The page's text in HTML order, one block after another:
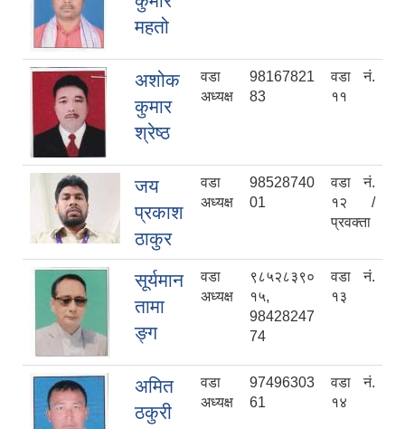
महतो
अशोक
कुमार
श्रेष्ठ
वडा
अध्यक्ष
98167821
83
वडा नं.
११
जय
प्रकाश
ठाकुर
वडा
अध्यक्ष
98528740
01
वडा नं.
१२ /
प्रवक्ता
सूर्यमान
तामा
ङ्ग
वडा
अध्यक्ष
९८५२८३९०
१५,
98428247
74
वडा नं.
१३
अमित
ठकुरी
वडा
अध्यक्ष
97496303
61
वडा नं.
१४